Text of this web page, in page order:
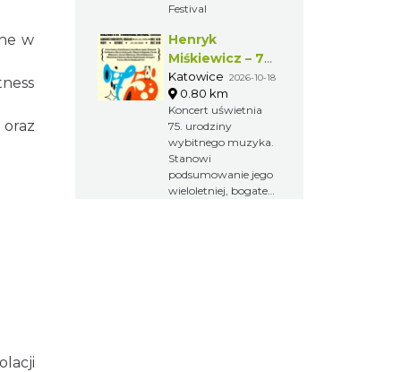
w
Festival
Henryk
Miśkiewicz – 75
lat Mistrza i
Goście
Katowice 2026-10-18
0.80 km
Koncert uświetnia
75. urodziny
wybitnego muzyka.
Stanowi
podsumowanie jego
wieloletniej, bogatej